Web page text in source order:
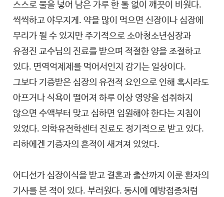
스스로 물을 넣어 남은 가루 한 톨 없이 깨끗이 비웠다.
씩씩하고 야무지게. 약을 많이 먹으면 신장이나 심장에
무리가 될 수 있지만 주기적으로 소아청소년심장과
유정진 교수님의 진료를 받으며 적절한 양을 조절하고
있다. 면역억제제를 먹어서인지 감기는 일상이다.
그보다 기증받은 심장의 유전적 요인으로 인해 혹시라도
아프거나 식욕이 떨어져 하루 이상 영양을 섭취하지
않으면 수액부터 맞고 심하면 입원해야 한다는 지침이
있었다. 의학유전학센터 진료도 정기적으로 받고 있다.
리하에겐 기증자의 흔적이 새겨져 있었다.
어디선가 심장이식을 받고 결혼과 출산까지 이룬 환자의
기사를 본 적이 있다. 부러웠다. 동시에 예방접종처럼